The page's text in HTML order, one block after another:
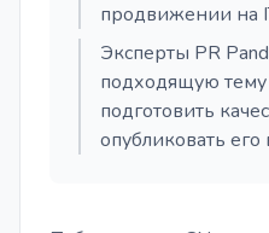
продвижении на
Эксперты PR
подходящую тему
подготовить
опубликовать